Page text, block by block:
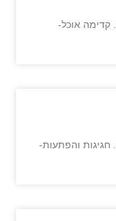
צחקוקים - פרק 2 06:09 - 06:20 פרק 2. קדימה אוכל-
צחקוקים - פרק 1 06:08 - 06:19 פרק 1. חגיגות והפתעות-